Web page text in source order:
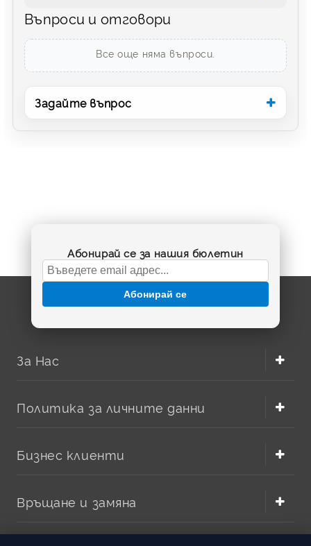
Въпроси и отговори
Все още няма въпроси.
Задайте въпрос
Абонирай се за нашия бюлетин
Абонирай се
За Нас
Политика за личните данни
Бизнес клиенти
Връщане и замяна